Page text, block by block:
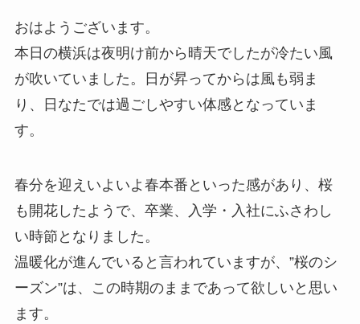
おはようございます。
本日の横浜は夜明け前から晴天でしたが冷たい風
が吹いていました。日が昇ってからは風も弱ま
り、日なたでは過ごしやすい体感となっていま
す。
春分を迎えいよいよ春本番といった感があり、桜
も開花したようで、卒業、入学・入社にふさわし
い時節となりました。
温暖化が進んでいると言われていますが、”桜のシ
ーズン”は、この時期のままであって欲しいと思い
ます。